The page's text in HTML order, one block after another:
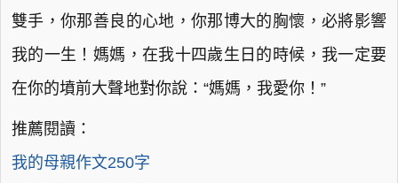
雙手，你那善良的心地，你那博大的胸懷，必將影響
我的一生！媽媽，在我十四歲生日的時候，我一定要
在你的墳前大聲地對你說：“媽媽，我愛你！”
推薦閱讀：
我的母親作文250字